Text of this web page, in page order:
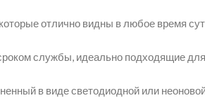
отлично видны в любое время
службы, идеально подходящие
в виде светодиодной или